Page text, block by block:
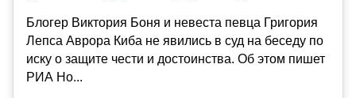
Блогер Виктория Боня и невеста певца Григория
Лепса Аврора Киба не явились в суд на беседу по
иску о защите чести и достоинства. Об этом пишет
РИА Но...